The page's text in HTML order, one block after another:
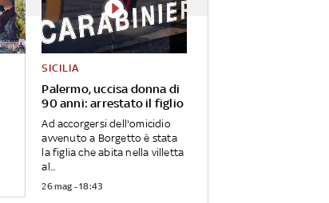
Palermo, uccisa donna di
90 anni: arrestato il figlio
SICILIA
Ad accorgersi dell'omicidio
avvenuto a Borgetto è stata
la figlia che abita nella villetta
al...
26 mag - 18:43